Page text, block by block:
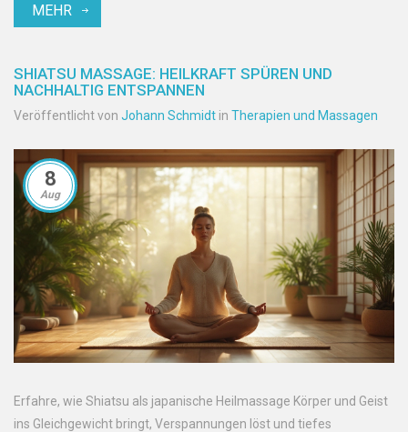
MEHR
SHIATSU MASSAGE: HEILKRAFT SPÜREN UND
NACHHALTIG ENTSPANNEN
Veröffentlicht von Johann Schmidt in Therapien und Massagen
8
Aug
Erfahre, wie Shiatsu als japanische Heilmassage Körper und Geist
ins Gleichgewicht bringt, Verspannungen löst und tiefes